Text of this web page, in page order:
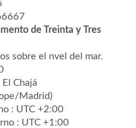
de Treinta y Tres
sobre el nvel del mar.
Chajá
Madrid)
: UTC +2:00
: UTC +1:00